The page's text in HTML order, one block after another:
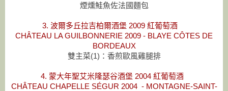
煙燻鮭魚佐法國麵包
3. 波爾多丘拉吉柏爾酒堡 2009 紅葡萄酒
CHÂTEAU LA GUILBONNERIE 2009 - BLAYE CÔTES DE
BORDEAUX
雙主菜(1)：香煎歐風雞腿排
4. 蒙大年聖艾米隆瑟谷酒堡 2004 紅葡萄酒
CHÂTEAU CHAPELLE SÉGUR 2004 - MONTAGNE-SAINT-